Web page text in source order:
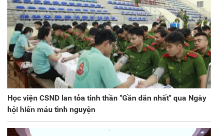
Học viện CSND lan tỏa tinh thần "Gần dân nhất" qua Ngày
hội hiến máu tình nguyện